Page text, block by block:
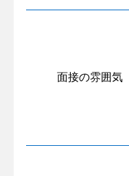
面接の雰囲気